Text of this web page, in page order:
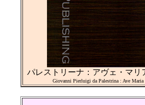
パレストリーナ：アヴェ・マリ
Giovanni Pierluigi da Palestrina : Ave Maria